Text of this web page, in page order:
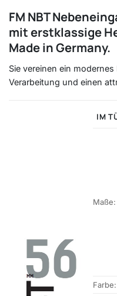
FM NBT
mit erstklassige
Made in Germany.
Sie vereinen ein
Verarbeitung und einen
IM
Maße:
Farbe: